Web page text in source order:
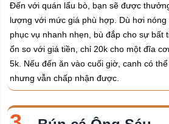
Đến với quán lẩu bò, bạn sẽ được
lượng với mức giá phù hợp. Dù hơi
phục vụ nhanh nhẹn, bù đắp cho sự bất
ổn so với giá tiền, chỉ 20k cho một đĩa
5k. Nếu đến ăn vào cuối giờ, canh có
nhưng vẫn chấp nhận được.